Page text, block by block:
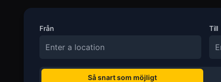
Från Till
Så snart som möjligt